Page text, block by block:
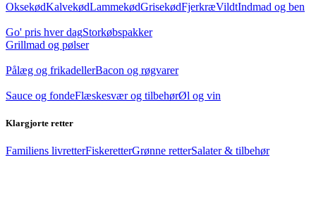
OksekødKalvekødLammekødGrisekødFjerkræVildtIndmad og ben
Go' pris hver dagStorkøbspakker
Grillmad og pølser
Pålæg og frikadellerBacon og røgvarer
Sauce og fondeFlæskesvær og tilbehørØl og vin
Klargjorte retter
Familiens livretterFiskeretterGrønne retterSalater & tilbehør